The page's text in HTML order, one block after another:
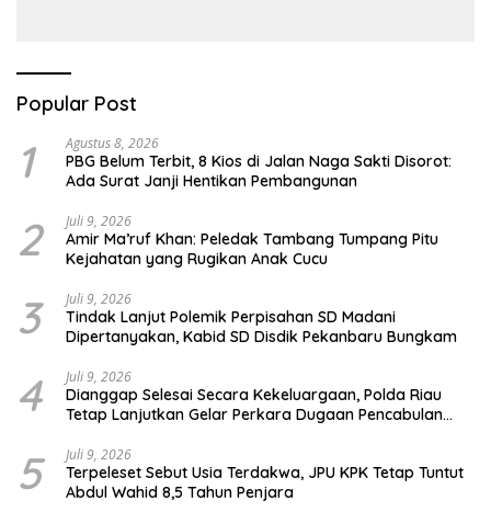
Popular Post
1 Agustus 8, 2026
PBG Belum Terbit, 8 Kios di Jalan Naga Sakti Disorot:
Ada Surat Janji Hentikan Pembangunan
2 Juli 9, 2026
Amir Ma’ruf Khan: Peledak Tambang Tumpang Pitu
Kejahatan yang Rugikan Anak Cucu
3 Juli 9, 2026
Tindak Lanjut Polemik Perpisahan SD Madani
Dipertanyakan, Kabid SD Disdik Pekanbaru Bungkam
4 Juli 9, 2026
Dianggap Selesai Secara Kekeluargaan, Polda Riau
Tetap Lanjutkan Gelar Perkara Dugaan Pencabulan
5 Juli 9, 2026
Terpeleset Sebut Usia Terdakwa, JPU KPK Tetap Tuntut
Abdul Wahid 8,5 Tahun Penjara